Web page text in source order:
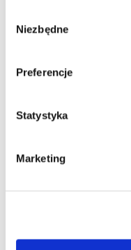
zgody
Niezbędne
Preferencje
Statystyka
Marketing
komunikat „Przesyłka
To całkowicie
Wymiary
prawidłowo